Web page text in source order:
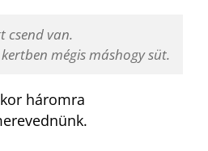
csend van.
mégis máshogy süt.
háromra